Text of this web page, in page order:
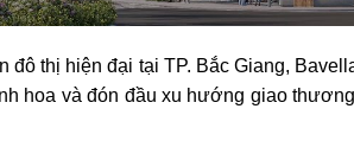
thị hiện đại tại TP. Bắc Giang,
hoa và đón đầu xu hướng giao